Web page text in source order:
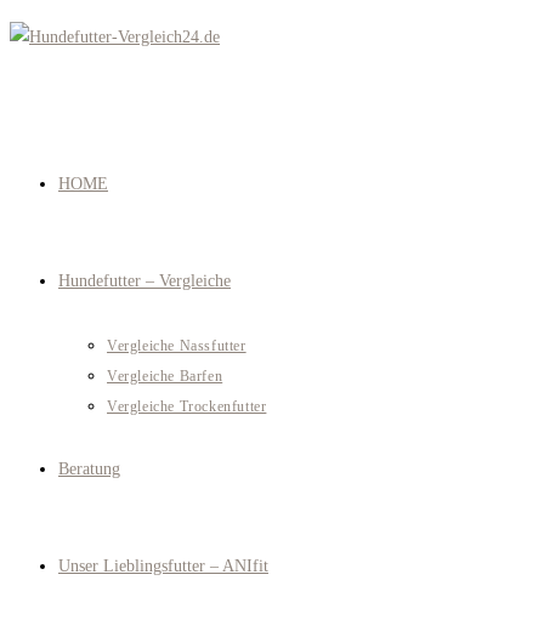
Zum
HOME
Hundefutter – Vergleiche
Vergleiche Nassfutter
Vergleiche Barfen
Vergleiche Trockenfutter
Beratung
Unser Lieblingsfutter – ANIfit